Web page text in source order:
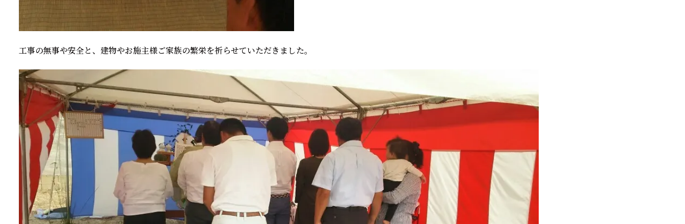
工事の無事や安全と、建物やお施主様ご家族の繁栄を祈らせていただきました。